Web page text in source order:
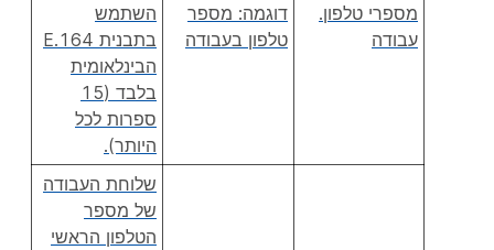
מספרי טלפון.
עבודה
דוגמה: מספר
טלפון בעבודה
השתמש
בתבנית E.164
הבינלאומית
בלבד (15
ספרות לכל
היותר).
שלוחת העבודה
של מספר
הטלפון הראשי